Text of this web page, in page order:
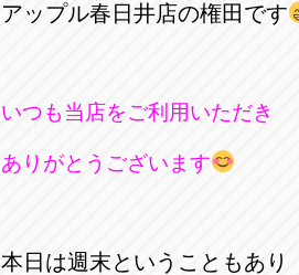
アップル春日井店の権田です
いつも当店をご利用いただき
ありがとうございます
本日は週末ということもあり